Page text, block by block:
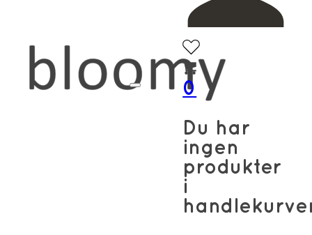
0
Du har
ingen
produkter
i